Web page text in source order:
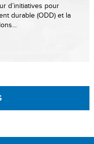
d’initiatives pour
durable (ODD) et la